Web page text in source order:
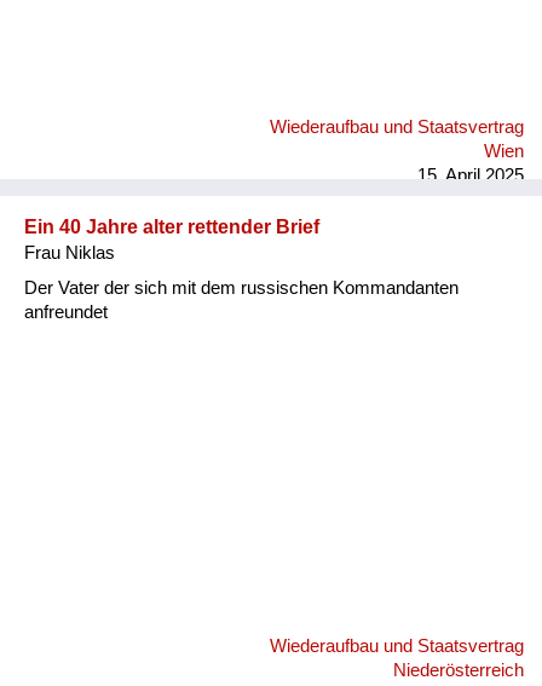
Wiederaufbau und Staatsvertrag
Wien
15. April 2025
Ein 40 Jahre alter rettender Brief
Frau Niklas
Der Vater der sich mit dem russischen Kommandanten
anfreundet
Wiederaufbau und Staatsvertrag
Niederösterreich